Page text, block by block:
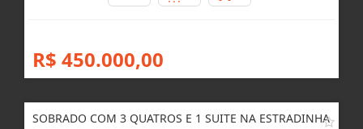
R$ 450.000,00
SOBRADO COM 3 QUATROS E 1 SUITE NA ESTRADINHA